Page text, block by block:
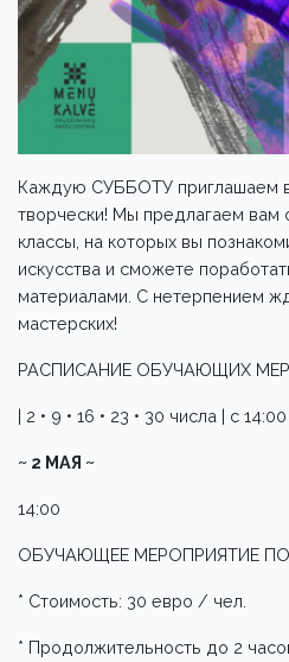
Каждую СУББОТУ приглашаем
творчески! Мы предлагаем вам
классы, на которых вы
искусства и сможете
материалами. С нетерпением
мастерских!
РАСПИСАНИЕ ОБУЧАЮЩИХ
| 2 • 9 • 16 • 23 • 30 числа | с
~ 2 МАЯ ~
14:00
ОБУЧАЮЩЕЕ МЕРОПРИЯТИЕ
* Стоимость: 30 евро / чел.
* Продолжительность до 2